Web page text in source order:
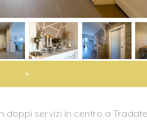
+
servizi in centro a